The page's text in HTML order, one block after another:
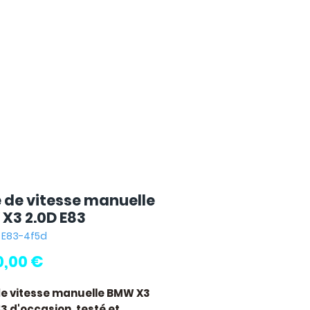
de vitesse manuelle
2.0D E83
E83-4f5d
€
vitesse manuelle BMW X3